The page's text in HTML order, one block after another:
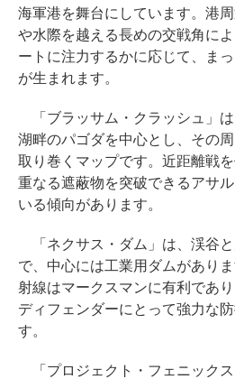
海軍港を舞台にしています。港
や水際を越える長めの交戦角に
ートに注力するかに応じて、ま
が生まれます。
「ブラッサム・クラッシュ」
湖畔のパゴダを中心とし、その
取り巻くマップです。近距離戦
重なる遮蔽物を突破できるアサ
いる傾向があります。
「ネクサス・ダム」は、渓谷
で、中心には工業用ダムがあり
射線はマークスマンに有利であ
ディフェンダーにとって強力な
す。
「プロジェクト・フェニック